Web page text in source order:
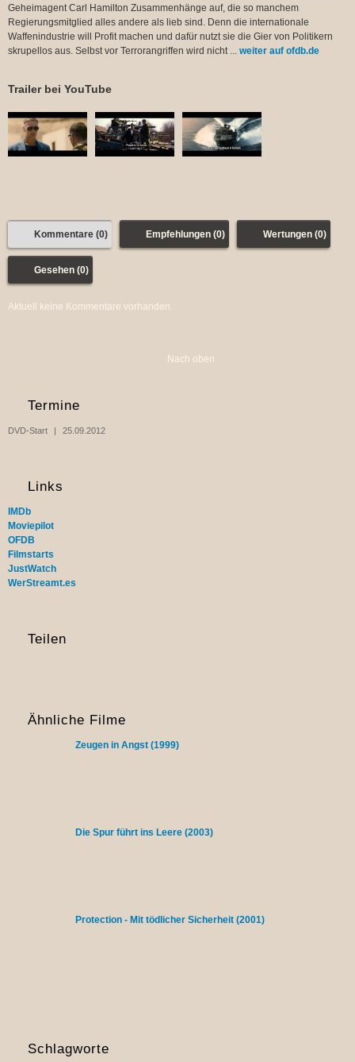
Geheimagent Carl Hamilton Zusammenhänge auf, die so manchem
Regierungsmitglied alles andere als lieb sind. Denn die internationale
Waffenindustrie will Profit machen und dafür nutzt sie die Gier von Politikern
skrupellos aus. Selbst vor Terrorangriffen wird nicht ... weiter auf ofdb.de
Trailer bei YouTube
Kommentare (0) Empfehlungen (0) Wertungen (0)
Gesehen (0)
Aktuell keine Kommentare vorhanden.
Nach oben
Termine
DVD-Start 25.09.2012
Links
IMDb
Moviepilot
OFDB
Filmstarts
JustWatch
WerStreamt.es
Teilen
Ähnliche Filme
Zeugen in Angst (1999)
Die Spur führt ins Leere (2003)
Protection - Mit tödlicher Sicherheit (2001)
Schlagworte